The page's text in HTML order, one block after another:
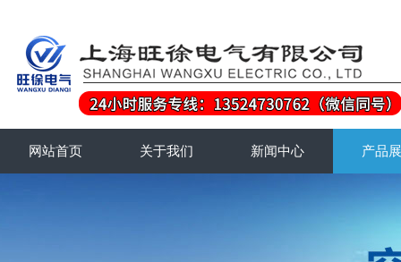
网站首页 关于我们 新闻中心 产品